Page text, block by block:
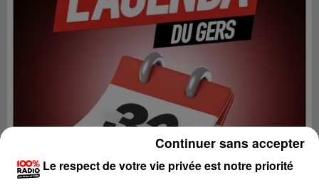
Le respect de votre vie privée est notre priorité
Continuer sans accepter